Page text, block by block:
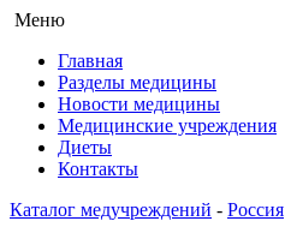
Меню
Главная
Разделы медицины
Новости медицины
Медицинские учреждения
Диеты
Контакты
Каталог медучреждений - Россия